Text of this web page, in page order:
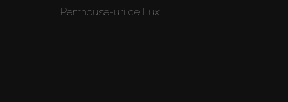
Penthouse-uri de Lux